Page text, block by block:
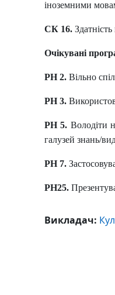
іноземними
СК 16.
Очікувані
РН 2. Вільно
РН 3.
РН 5. Володіти
галузей знань/
РН 7.
РН25.
Викладач: